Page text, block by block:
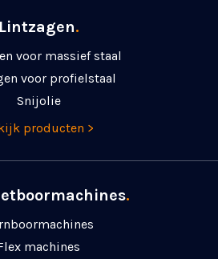
Lintzagen.
voor massief staal
voor profielstaal
Snijolie
producten >
.
machines